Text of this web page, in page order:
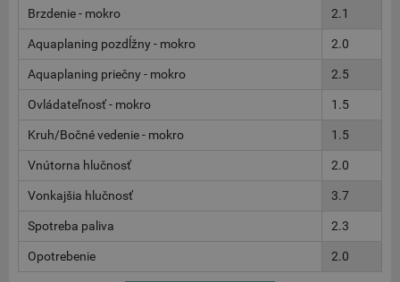
Brzdenie - mokro 2.1
Aquaplaning pozdĺžny - mokro 2.0
Aquaplaning priečny - mokro 2.5
Ovládateľnosť - mokro 1.5
Kruh/Bočné vedenie - mokro 1.5
Vnútorna hlučnosť 2.0
Vonkajšia hlučnosť 3.7
Spotreba paliva 2.3
Opotrebenie 2.0